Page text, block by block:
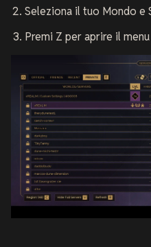
Seleziona il tuo Mondo e
Premi Z per aprire il